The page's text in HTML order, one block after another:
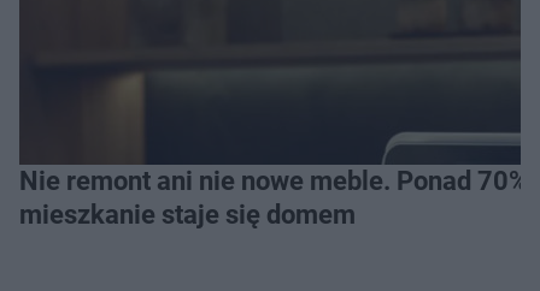
Nie remont ani nie nowe meble. Ponad
mieszkanie staje się domem